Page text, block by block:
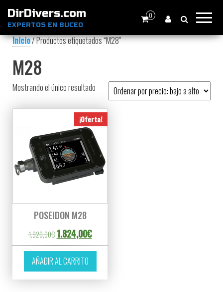
DirDivers.com
EXPERTOS EN BUCEO
0
Inicio/ Productos etiquetados “M28”
M28
Mostrando el único resultado
¡Oferta!
POSEIDON M28
1.920,00€ El precio original era: 1.920,00€.
1.824,00€El precio actual es: 1.824,00€.
AÑADIR AL CARRITO